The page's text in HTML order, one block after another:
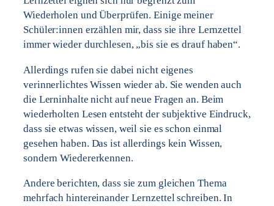
Wiederholen und Überprüfen. Einige meiner
Schüler:innen erzählen mir, dass sie ihre Lernzettel
immer wieder durchlesen, „bis sie es drauf haben“.
Allerdings rufen sie dabei nicht eigenes
verinnerlichtes Wissen wieder ab. Sie wenden auch
die Lerninhalte nicht auf neue Fragen an. Beim
wiederholten Lesen entsteht der subjektive Eindruck,
dass sie etwas wissen, weil sie es schon einmal
gesehen haben. Das ist allerdings kein Wissen,
sondern Wiedererkennen.
Andere berichten, dass sie zum gleichen Thema
mehrfach hintereinander Lernzettel schreiben. In